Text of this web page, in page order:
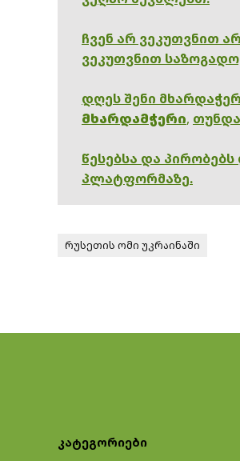
ჩვენ არ ვეკუთვნით
ვეკუთვნით
დღეს შენი
მხარდამჭერი,
წესებსა და
პლატფორმაზე.
რუსეთის ომი უკრაინაში
კატეგორიები